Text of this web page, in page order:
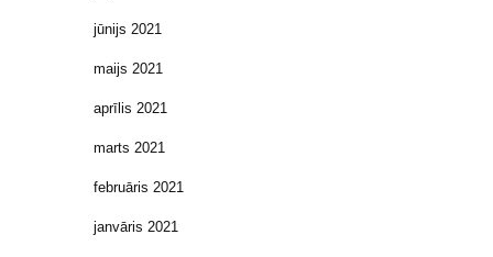
jūnijs 2021
maijs 2021
aprīlis 2021
marts 2021
februāris 2021
janvāris 2021